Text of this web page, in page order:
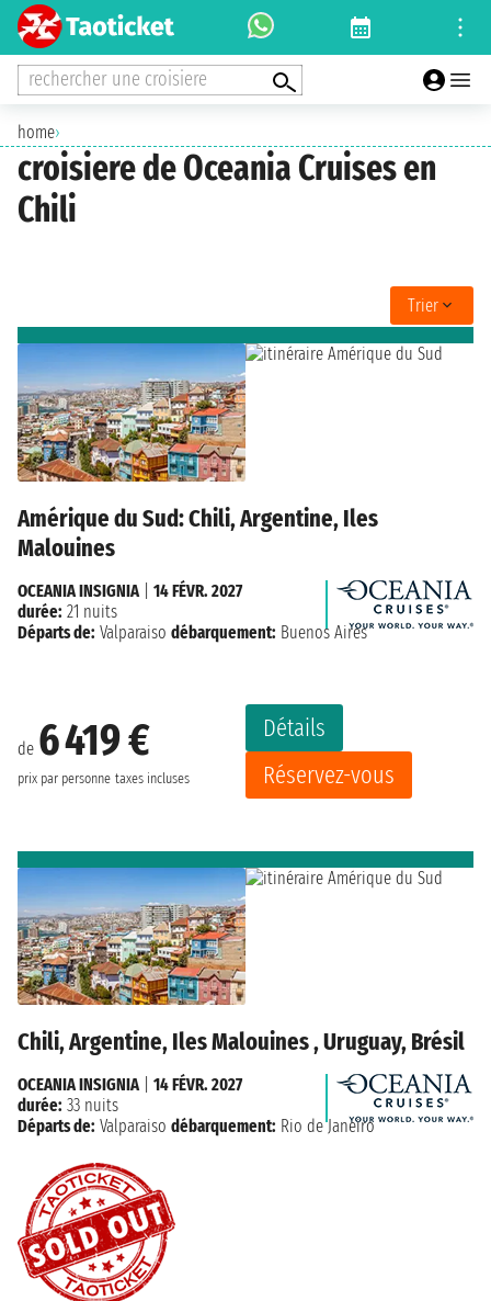
rechercher une croisiere
home›
croisiere de Oceania Cruises en
Chili
Trier
Amérique du Sud: Chili, Argentine, Iles
Malouines
de 6 419 €
prix par personne taxes incluses
Détails
Réservez-vous
OCEANIA INSIGNIA| 14 FÉVR. 2027
durée: 21 nuits
Départs de: Valparaiso débarquement: Buenos Aires
Chili, Argentine, Iles Malouines , Uruguay, Brésil
OCEANIA INSIGNIA| 14 FÉVR. 2027
durée: 33 nuits
Départs de: Valparaiso débarquement: Rio de Janeiro